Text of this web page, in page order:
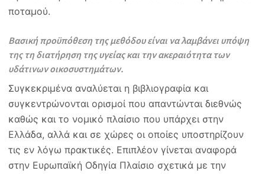
ποταμού.
Βασική προϋπόθεση της μεθόδου είναι να λαμβάνει υπόψη
της τη διατήρηση της υγείας και την ακεραιότητα των
υδάτινων οικοσυστημάτων.
Συγκεκριμένα αναλύεται η βιβλιογραφία και
συγκεντρώνονται ορισμοί που απαντώνται διεθνώς
καθώς και το νομικό πλαίσιο που υπάρχει στην
Ελλάδα, αλλά και σε χώρες οι οποίες υποστηρίζουν
τις εν λόγω πρακτικές. Επιπλέον γίνεται αναφορά
στην Ευρωπαϊκή Οδηγία Πλαίσιο σχετικά με την